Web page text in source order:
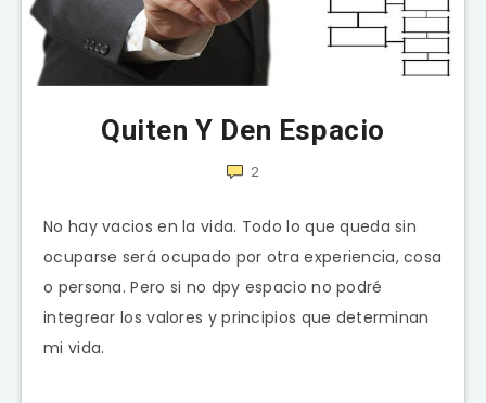
Quiten Y Den Espacio
2
No hay vacios en la vida. Todo lo que queda sin
ocuparse será ocupado por otra experiencia, cosa
o persona. Pero si no dpy espacio no podré
integrear los valores y principios que determinan
mi vida.